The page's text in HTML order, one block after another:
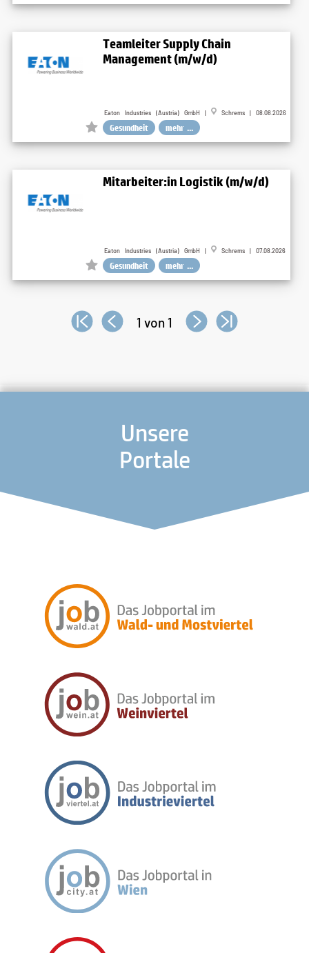
Teamleiter Supply Chain
Management (m/w/d)
Eaton Industries (Austria) GmbH | Schrems | 08.08.2026
Gesundheit mehr ...
Mitarbeiter:in Logistik (m/w/d)
Eaton Industries (Austria) GmbH | Schrems | 07.08.2026
Gesundheit mehr ...
1 von 1
Unsere
Portale